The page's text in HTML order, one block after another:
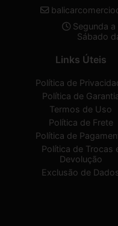
Segunda
Sábado
Links Úteis
Política de
Política de
Termos de Uso
Política de Frete
Política de
Política de Trocas
Devolução
Exclusão de